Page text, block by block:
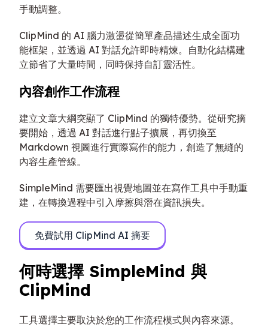
手動調整。
ClipMind 的 AI 腦力激盪從簡單產品描述生成全面功
能框架，並透過 AI 對話允許即時精煉。自動化結構建
立節省了大量時間，同時保持自訂靈活性。
內容創作工作流程
建立文章大綱突顯了 ClipMind 的獨特優勢。從研究摘
要開始，透過 AI 對話進行點子擴展，再切換至
Markdown 視圖進行實際寫作的能力，創造了無縫的
內容生產管線。
SimpleMind 需要匯出視覺地圖並在寫作工具中手動重
建，在轉換過程中引入摩擦與潛在資訊損失。
免費試用 ClipMind AI 摘要
何時選擇 SimpleMind 與
ClipMind
工具選擇主要取決於您的工作流程模式與內容來源。